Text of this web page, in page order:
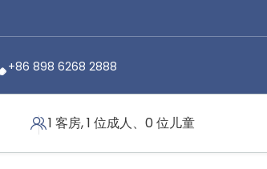
1 客房, 1 位成人、0 位儿童
+86 898 6268 2888
政套房